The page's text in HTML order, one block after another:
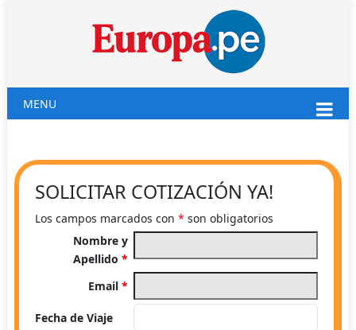
MENU
SOLICITAR COTIZACIÓN YA!
Los campos marcados con * son obligatorios
Nombre y
Apellido*
Email*
Fecha de Viaje